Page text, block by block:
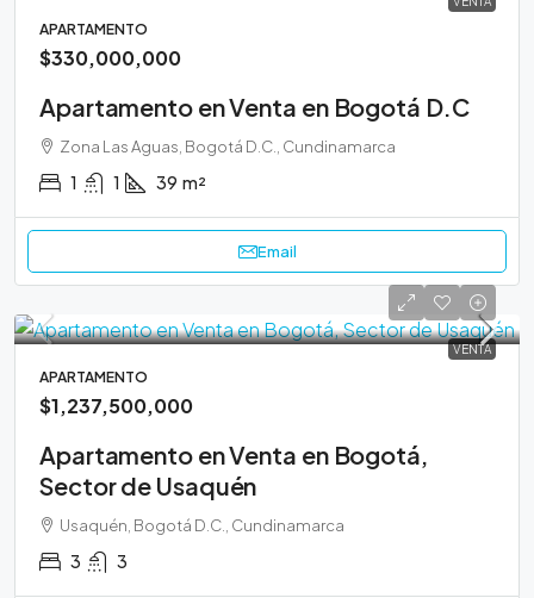
APARTAMENTO
$330,000,000
Apartamento en Venta en Bogotá D.C
Zona Las Aguas, Bogotá D.C., Cundinamarca
1 1 39 m²
Email
VENTA
APARTAMENTO
$1,237,500,000
Apartamento en Venta en Bogotá,
Sector de Usaquén
Usaquén, Bogotá D.C., Cundinamarca
3 3